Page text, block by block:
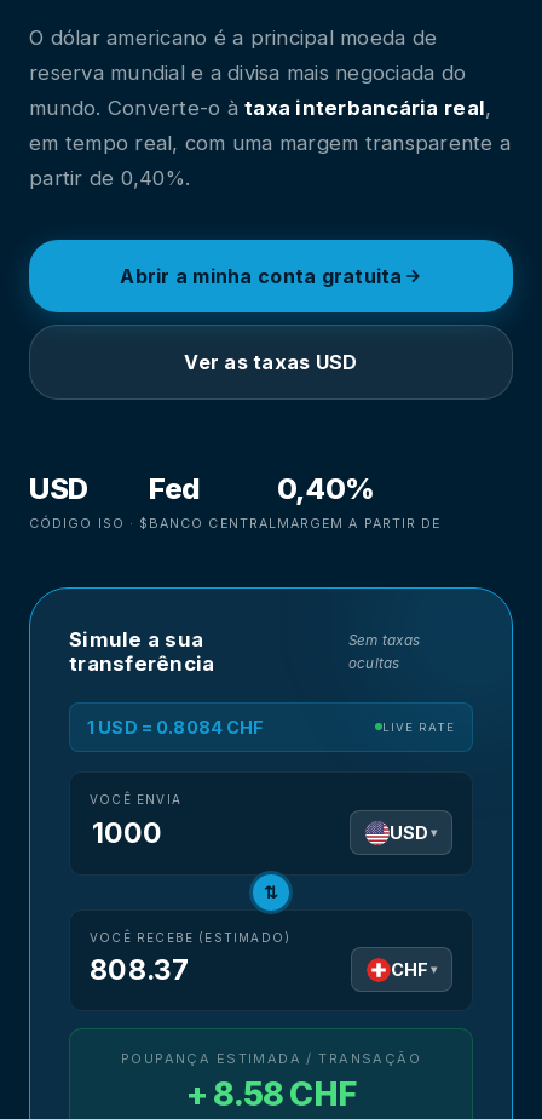
O dólar americano é a principal moeda de
reserva mundial e a divisa mais negociada do
mundo. Converte-o àtaxa interbancária real,
em tempo real, com uma margem transparente a
partir de 0,40%.
Abrir a minha conta gratuita
Ver as taxas USD
USD
CÓDIGO ISO · $
Fed
BANCO CENTRAL
0,40%
MARGEM A PARTIR DE
Simule a sua
transferência
Sem taxas
ocultas
1 USD = 0.8084 CHF LIVE RATE
VOCÊ ENVIA
USD ▾
⇅
VOCÊ RECEBE (ESTIMADO)
808.37 CHF ▾
POUPANÇA ESTIMADA / TRANSAÇÃO
+ 8.58 CHF